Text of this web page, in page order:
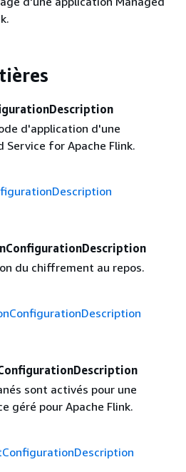
d'application d'une
Service for Apache Flink.
du chiffrement au repos.
sont activés pour une
géré pour Apache Flink.